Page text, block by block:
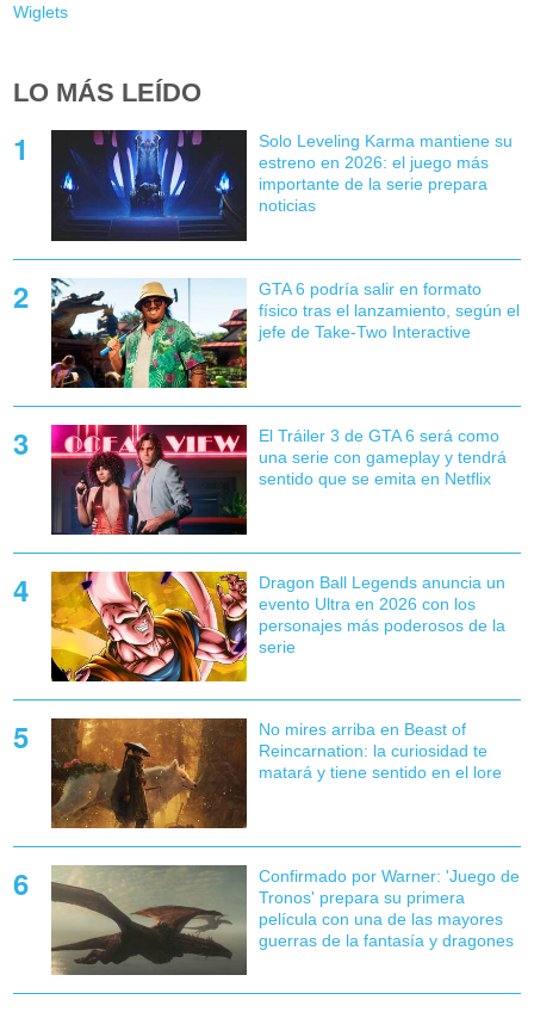
Wiglets
LO MÁS LEÍDO
Solo Leveling Karma mantiene su
estreno en 2026: el juego más
importante de la serie prepara
noticias
GTA 6 podría salir en formato
físico tras el lanzamiento, según el
jefe de Take-Two Interactive
El Tráiler 3 de GTA 6 será como
una serie con gameplay y tendrá
sentido que se emita en Netflix
Dragon Ball Legends anuncia un
evento Ultra en 2026 con los
personajes más poderosos de la
serie
No mires arriba en Beast of
Reincarnation: la curiosidad te
matará y tiene sentido en el lore
Confirmado por Warner: 'Juego de
Tronos' prepara su primera
película con una de las mayores
guerras de la fantasía y dragones